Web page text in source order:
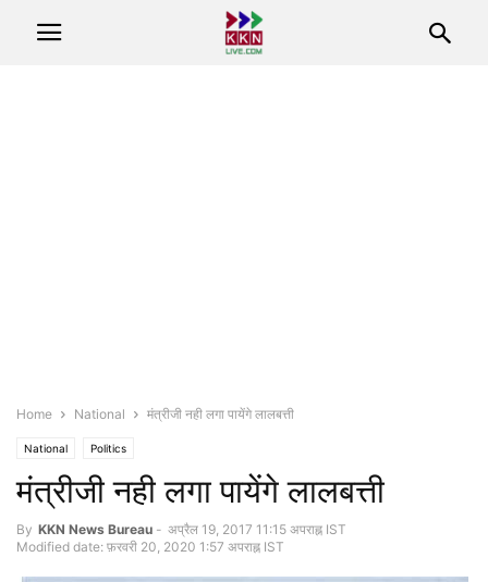
Home National मंत्रीजी नही लगा पायेंगे लालबत्ती
National Politics
मंत्रीजी नही लगा पायेंगे लालबत्ती
By KKN News Bureau - अप्रैल 19, 2017 11:15 अपराह्न IST
Modified date: फ़रवरी 20, 2020 1:57 अपराह्न IST